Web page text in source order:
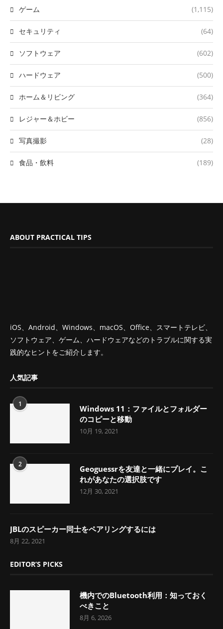
ゲーム (1,115)
セキュリティ (64)
ソフトウェア (602)
ハードウェア (500)
ホーム＆リビング (364)
レジャー＆ホビー (856)
写真撮影 (28)
食品・飲料 (189)
ABOUT PRACTICAL TIPS
iOS、Android、Windows、macOS、Office、スマートテレビ、
ソフトウェア、ゲーム、ハードウェアなどのトラブルに関する実
践的なヒントをご紹介します。
人気記事
1
Windows 11：ファイルとフォルダー
のコピーと移動
10月 19, 2021
2
Geoguessrを友達と一緒にプレイ。こ
れがあなたの選択肢です
12月 30, 2021
JBLのスピーカー同士をペアリングするには
8月 22, 2021
EDITOR’S PICKS
機内でのBluetooth利用：知っておく
べきこと
8月 6, 2026